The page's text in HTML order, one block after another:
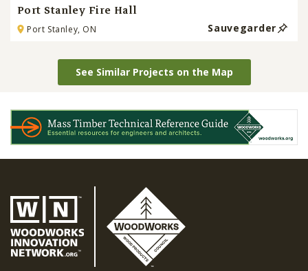
Port Stanley Fire Hall
Port Stanley, ON Sauvegarder
See Similar Projects on the Map